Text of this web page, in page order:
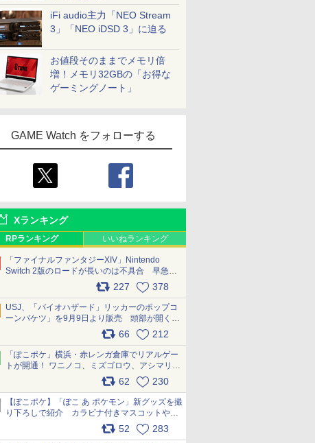
iFi audio主力「NEO Stream
3」「NEO iDSD 3」に迫る
お値段そのままでメモリ倍
増！メモリ32GBの「お得な
ゲーミングノート」
GAME Watch をフォローする
Xランキング
RPランキング いいねランキング
「ファイナルファンタジーXIV」Nintendo
Switch 2版のロードが長いのは不具合 早急に
アップデートできるよう対応中227 378
USJ、「バイオハザード」リッカーのポップコ
ーンバケツ」を9月9日より販売 頭部が開く仕
組み。味は恐怖を堪のう「味噌フレーバー」
66 212
「ぽこポケ」横浜・赤レンガ倉庫でリアルゲー
トが開通！ ワニノコ、ミズゴロウ、アシマリ登
場シーンをレポート pic.x.com/LDgEByVl6D
62 230
【ぽこポケ】「ぽこ あ ポケモン」新グッズを撮
り下ろしで紹介 カラビナ付きマスコットやス
52 283